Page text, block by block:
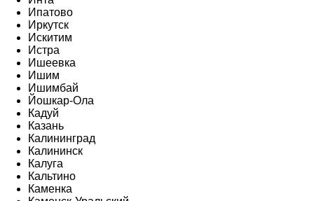
Ипатово
Иркутск
Искитим
Истра
Ишеевка
Ишим
Ишимбай
Йошкар-Ола
Кадуй
Казань
Калининград
Калининск
Калуга
Кальтино
Каменка